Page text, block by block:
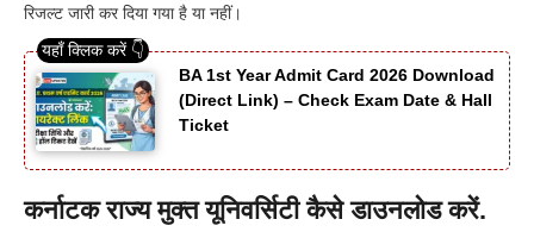
रिजल्ट जारी कर दिया गया है या नहीं।
BA 1st Year Admit Card 2026 Download
(Direct Link) – Check Exam Date & Hall
Ticket
कर्नाटक राज्य मुक्त यूनिवर्सिटीकैसे डाउनलोड करें.